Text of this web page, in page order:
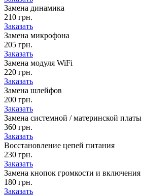
Замена динамика
210 грн.
Заказать
Замена микрофона
205 грн.
Заказать
Замена модуля WiFi
220 грн.
Заказать
Замена шлейфов
200 грн.
Заказать
Замена системной / материнской платы
360 грн.
Заказать
Восстановление цепей питания
230 грн.
Заказать
Замена кнопок громкости и включения
180 грн.
Заказать